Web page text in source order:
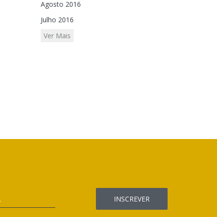
Agosto 2016
Julho 2016
Ver Mais